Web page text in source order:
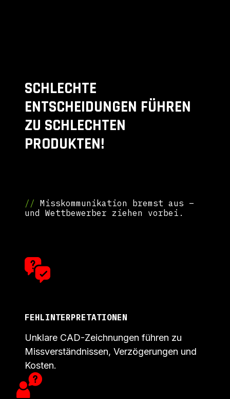
SCHLECHTE
ENTSCHEIDUNGEN FÜHREN
ZU SCHLECHTEN
PRODUKTEN!
// Misskommunikation bremst aus –
und Wettbewerber ziehen vorbei.
FEHLINTERPRETATIONEN
Unklare CAD-Zeichnungen führen zu
Missverständnissen, Verzögerungen und
Kosten.